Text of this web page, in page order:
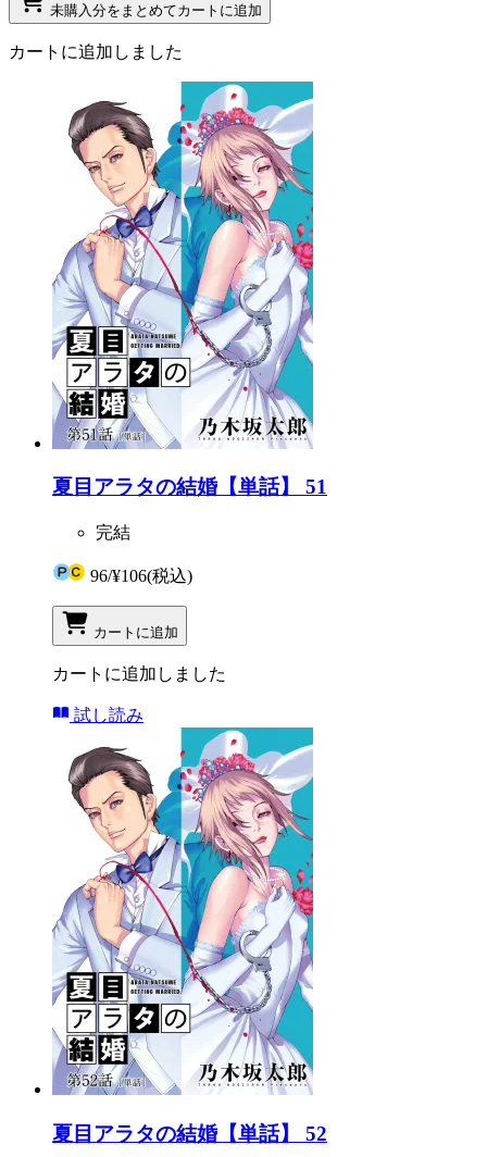
未購入分をまとめてカートに追加
カートに追加しました
夏目アラタの結婚【単話】 51
完結
96/¥106(税込)
カートに追加
カートに追加しました
試し読み
夏目アラタの結婚【単話】 52